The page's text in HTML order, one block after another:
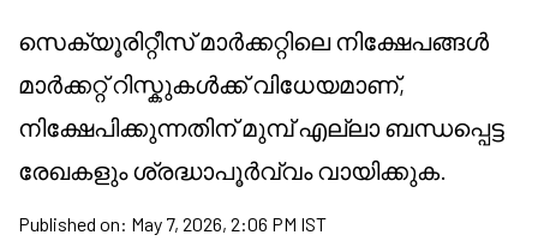
സെക്യൂരിറ്റീസ് മാർക്കറ്റിലെ നിക്ഷേപങ്ങൾ
മാർക്കറ്റ് റിസ്കുകൾക്ക് വിധേയമാണ്,
നിക്ഷേപിക്കുന്നതിന് മുമ്പ് എല്ലാ ബന്ധപ്പെട്ട
രേഖകളും ശ്രദ്ധാപൂർവ്വം വായിക്കുക.
Published on: May 7, 2026, 2:06 PM IST